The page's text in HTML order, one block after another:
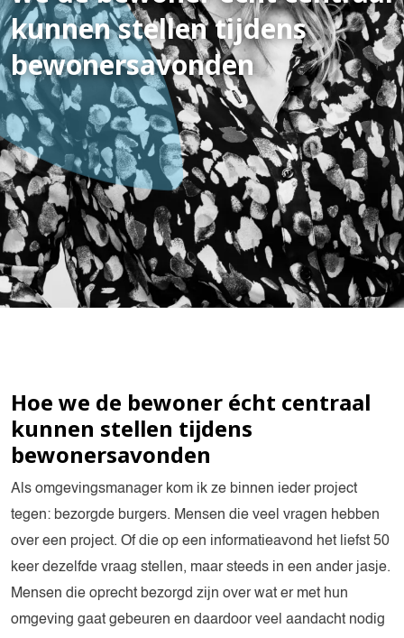
kunnen stellen tijdens
bewonersavonden
Hoe we de bewoner écht centraal
kunnen stellen tijdens
bewonersavonden
Als omgevingsmanager kom ik ze binnen ieder project
tegen: bezorgde burgers. Mensen die veel vragen hebben
over een project. Of die op een informatieavond het liefst 50
keer dezelfde vraag stellen, maar steeds in een ander jasje.
Mensen die oprecht bezorgd zijn over wat er met hun
omgeving gaat gebeuren en daardoor veel aandacht nodig